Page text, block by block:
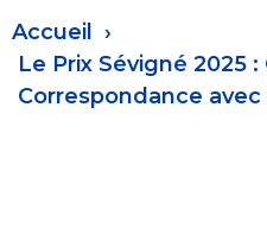
Fil
d'Ariane
Accueil
Le Prix Sévigné 2025
Correspondance